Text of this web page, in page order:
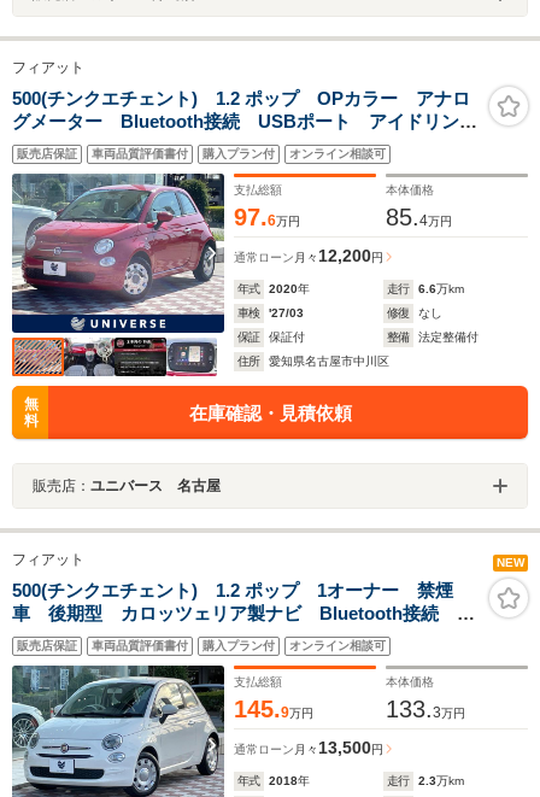
フィアット
500(チンクエチェント) 1.2 ポップ OPカラー アナロ
グメーター Bluetooth接続 USBポート アイドリング
ストップ 革巻きステアリング 純正14インチホイー
ル ETC 禁煙
販売店保証 車両品質評価書付 購入プラン付 オンライン相談可
支払総額
97.6万円
本体価格
85.4万円
通常ローン 月々12,200円
年式 2020年 走行 6.6万km
車検
'27/03 修復
なし
保証
保証付 整備
法定整備付
住所
愛知県名古屋市中川区
無
料
在庫確認・見積依頼
販売店： ユニバース 名古屋
フィアット NEW
500(チンクエチェント) 1.2 ポップ 1オーナー 禁煙
車 後期型 カロッツェリア製ナビ Bluetooth接続 フ
ルセグ バックカメラ シティモード リアフォグライ
ト マルチファンクションステアリング
販売店保証 車両品質評価書付 購入プラン付 オンライン相談可
支払総額
145.9万円
本体価格
133.3万円
通常ローン 月々13,500円
年式 2018年 走行 2.3万km